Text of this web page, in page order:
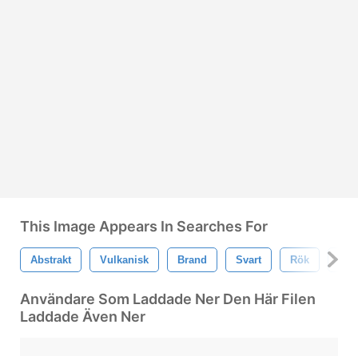
This Image Appears In Searches For
Abstrakt Vulkanisk Brand Svart Rök
Användare Som Laddade Ner Den Här Filen
Laddade Även Ner